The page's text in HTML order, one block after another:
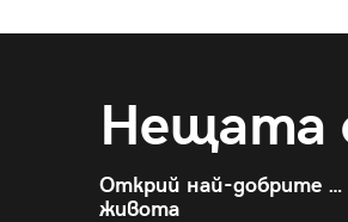
Нещата
Открий най-добрите
живота